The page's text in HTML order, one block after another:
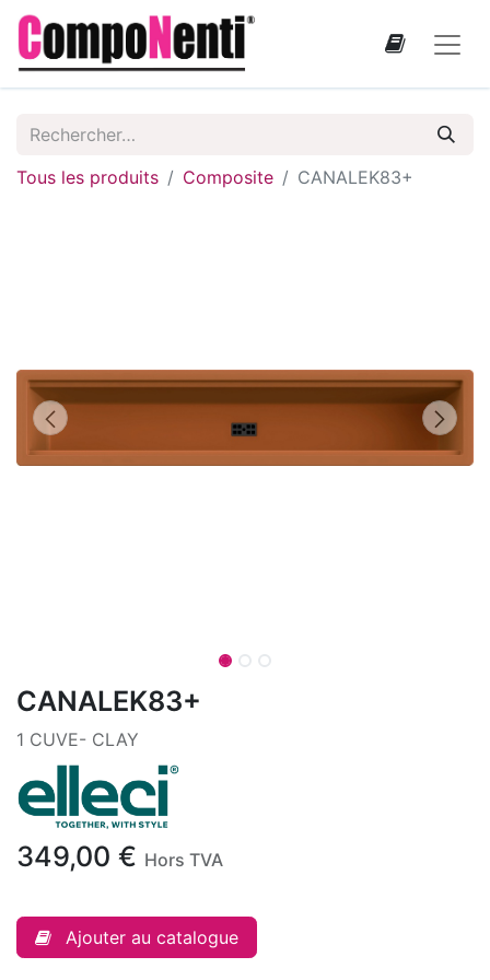
Tous les produits Composite CANALEK83+
CANALEK83+
1 CUVE- CLAY
349,00 € Hors TVA
Ajouter au catalogue